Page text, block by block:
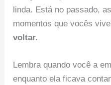
linda. Está no passado,
momentos que vocês
voltar.
Lembra quando você a
enquanto ela ficava